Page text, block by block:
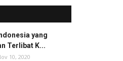
yang
Terlibat K...
10, 2020